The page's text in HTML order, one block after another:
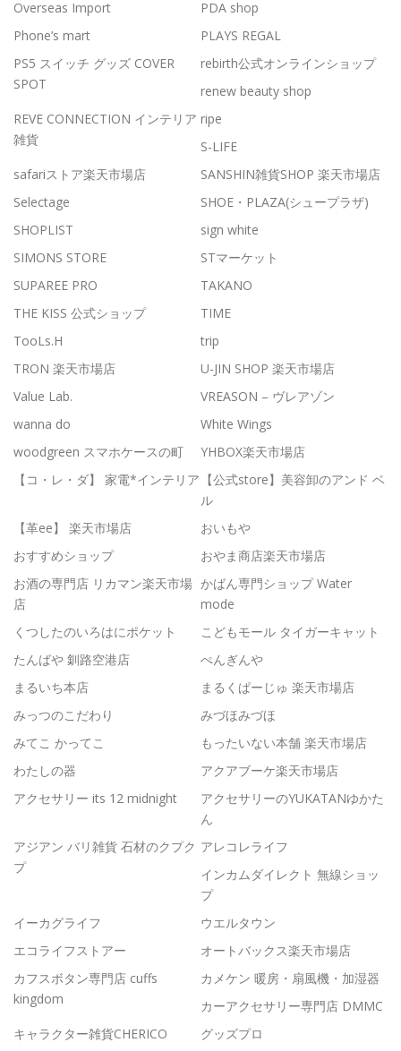
Overseas Import
PDA shop
Phone’s mart
PLAYS REGAL
PS5 スイッチ グッズ COVER
SPOT
rebirth公式オンラインショップ
renew beauty shop
REVE CONNECTION インテリア
雑貨
ripe
S-LIFE
safariストア楽天市場店
SANSHIN雑貨SHOP 楽天市場店
Selectage
SHOE・PLAZA(シュープラザ)
SHOPLIST
sign white
SIMONS STORE
STマーケット
SUPAREE PRO
TAKANO
THE KISS 公式ショップ
TIME
TooLs.H
trip
TRON 楽天市場店
U-JIN SHOP 楽天市場店
Value Lab.
VREASON – ヴレアゾン
wanna do
White Wings
woodgreen スマホケースの町
YHBOX楽天市場店
【コ・レ・ダ】 家電*インテリア 【公式store】美容卸のアンド ベ
ル
【革ee】 楽天市場店
おいもや
おすすめショップ
おやま商店楽天市場店
お酒の専門店 リカマン楽天市場
店
かばん専門ショップ Water
mode
くつしたのいろはにポケット
こどもモール タイガーキャット
たんばや 釧路空港店
ぺんぎんや
まるいち本店
まるくぱーじゅ 楽天市場店
みっつのこだわり
みづほみづほ
みてこ かってこ
もったいない本舗 楽天市場店
わたしの器
アクアブーケ楽天市場店
アクセサリー its 12 midnight
アクセサリーのYUKATANゆかた
ん
アジアン バリ雑貨 石材のクプク
プ
アレコレライフ
インカムダイレクト 無線ショッ
プ
イーカグライフ
ウエルタウン
エコライフストアー
オートバックス楽天市場店
カフスボタン専門店 cuffs
kingdom
カメケン 暖房・扇風機・加湿器
カーアクセサリー専門店 DMMC
キャラクター雑貨CHERICO
グッズプロ